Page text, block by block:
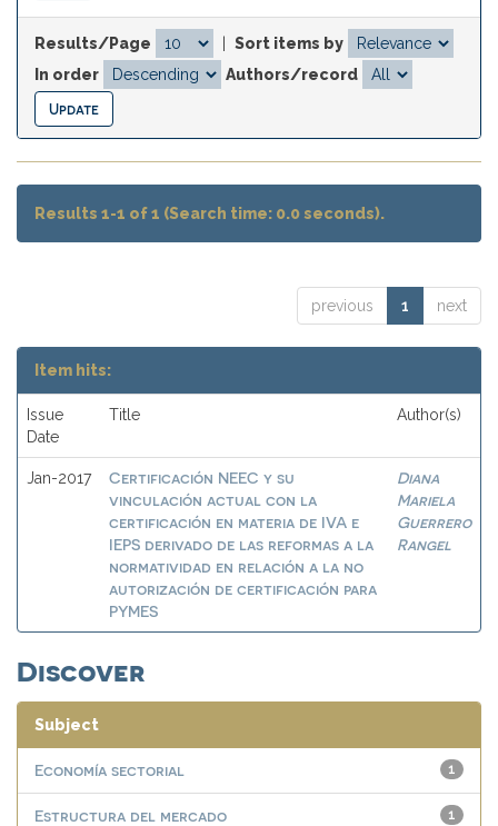
Results/Page
Sort items by
In order
Authors/record
Results 1-1 of 1 (Search time: 0.0 seconds).
previous 1 next
Item hits:
Issue
Date
Title Author(s)
Jan-2017
Certificación NEEC y su
vinculación actual con la
certificación en materia de IVA e
IEPS derivado de las reformas a la
normatividad en relación a la no
autorización de certificación para
PYMES
Diana
Mariela
Guerrero
Rangel
Discover
Subject
1
Economía sectorial
1
Estructura del mercado